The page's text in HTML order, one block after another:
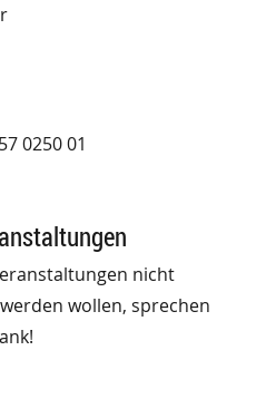
0250 01
nicht
wollen, sprechen